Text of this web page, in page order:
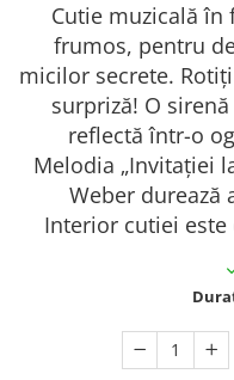
Cutie muzicală
frumos, pentru
micilor secrete.
surpriză! O
reflectă într-o
Melodia „Invitației
Weber durează
Interior cutiei